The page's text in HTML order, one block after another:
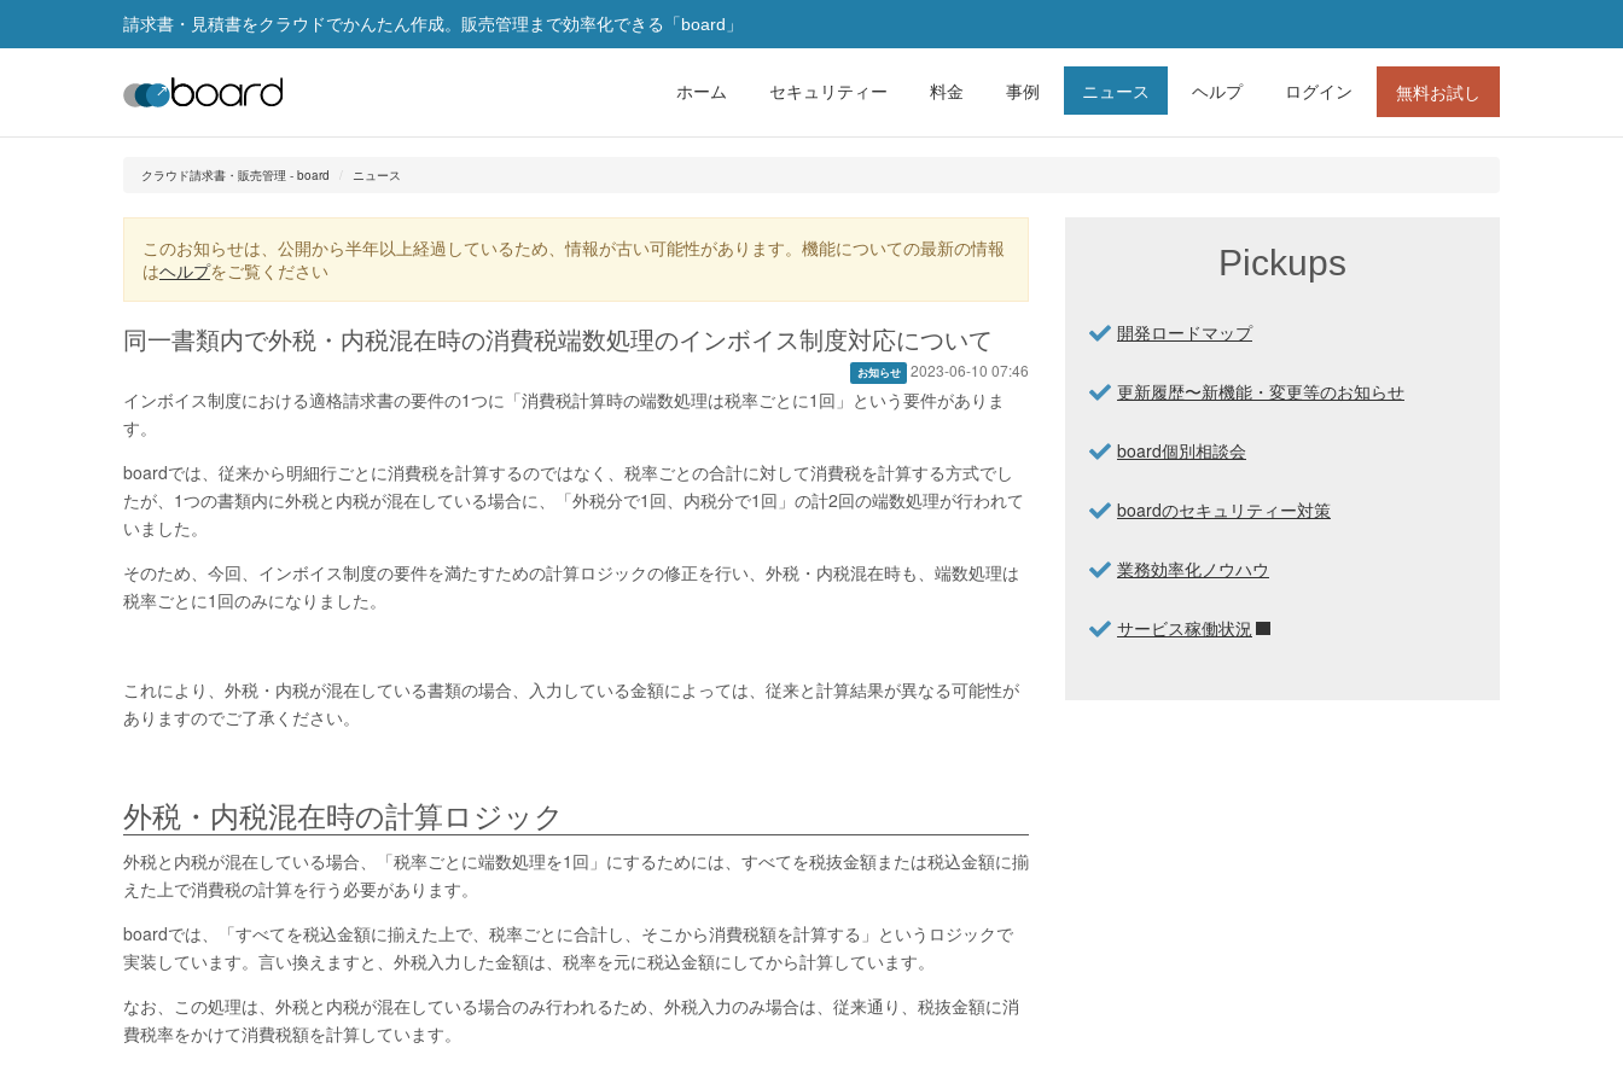
請求書・見積書をクラウドでかんたん作成。販売管理まで効率化できる「board」
ホーム セキュリティー 料金 事例 ニュース ヘルプ ログイン 無料お試し
クラウド請求書・販売管理 - board ニュース
このお知らせは、公開から半年以上経過しているため、情報が古い可能性があります。機能についての最新の情報
はヘルプをご覧ください
同一書類内で外税・内税混在時の消費税端数処理のインボイス制度対応について
お知らせ 2023-06-10 07:46
インボイス制度における適格請求書の要件の1つに「消費税計算時の端数処理は税率ごとに1回」という要件がありま
す。
boardでは、従来から明細行ごとに消費税を計算するのではなく、税率ごとの合計に対して消費税を計算する方式でし
たが、1つの書類内に外税と内税が混在している場合に、「外税分で1回、内税分で1回」の計2回の端数処理が行われて
いました。
そのため、今回、インボイス制度の要件を満たすための計算ロジックの修正を行い、外税・内税混在時も、端数処理は
税率ごとに1回のみになりました。
これにより、外税・内税が混在している書類の場合、入力している金額によっては、従来と計算結果が異なる可能性が
ありますのでご了承ください。
外税・内税混在時の計算ロジック
外税と内税が混在している場合、「税率ごとに端数処理を1回」にするためには、すべてを税抜金額または税込金額に揃
えた上で消費税の計算を行う必要があります。
boardでは、「すべてを税込金額に揃えた上で、税率ごとに合計し、そこから消費税額を計算する」というロジックで
実装しています。言い換えますと、外税入力した金額は、税率を元に税込金額にしてから計算しています。
なお、この処理は、外税と内税が混在している場合のみ行われるため、外税入力のみ場合は、従来通り、税抜金額に消
費税率をかけて消費税額を計算しています。
Pickups
開発ロードマップ
更新履歴〜新機能・変更等のお知らせ
board個別相談会
boardのセキュリティー対策
業務効率化ノウハウ
サービス稼働状況